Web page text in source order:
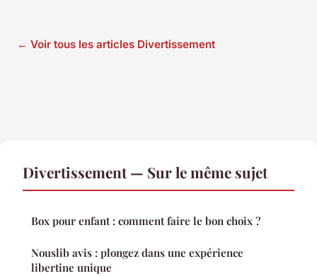
← Voir tous les articles Divertissement
Divertissement — Sur le même sujet
Box pour enfant : comment faire le bon choix ?
Nouslib avis : plongez dans une expérience
libertine unique